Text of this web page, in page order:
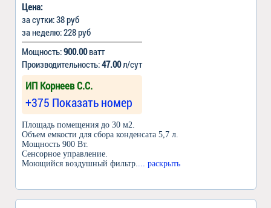
Цена:
за сутки: 38 руб
за неделю: 228 руб
Мощность:900.00ватт
Производительность:47.00л/сут
ИП Корнеев С.С.
+375 Показать номер
Площадь помещения до 30 м2.
Объем емкости для сбора конденсата 5,7 л.
Мощность 900 Вт.
Сенсорное управление.
Моющийся воздушный фильтр.... раскрыть